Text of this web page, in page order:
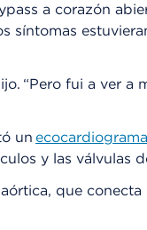
a corazón
síntomas
“Pero fui a ver a
un ecocardiograma
y las válvulas
que conecta